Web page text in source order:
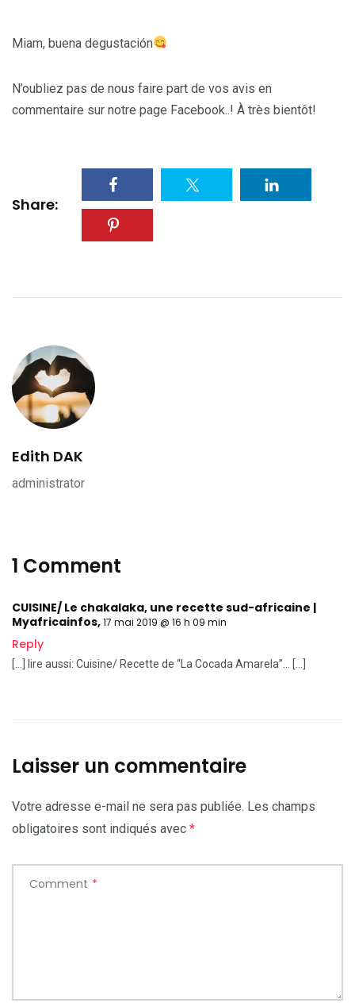
Miam, buena degustación
N’oubliez pas de nous faire part de vos avis en
commentaire sur notre page Facebook..! À très bientôt!
Share:
Edith DAK
administrator
1 Comment
CUISINE/ Le chakalaka, une recette sud-africaine |
Myafricainfos,17 mai 2019 @ 16 h 09 min
Reply
[…] lire aussi: Cuisine/ Recette de “La Cocada Amarela”… […]
Laisser un commentaire
Votre adresse e-mail ne sera pas publiée. Les champs
obligatoires sont indiqués avec *
Comment *